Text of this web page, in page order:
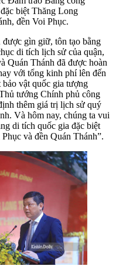
biệt Thăng Long
đền Voi Phục.
được gìn giữ, tôn tạo bằng
di tích lịch sử của quận,
Quán Thánh đã được hoàn
với tổng kinh phí lên đến
vật quốc gia tượng
tướng Chính phủ công
thêm giá trị lịch sử quý
Và hôm nay, chúng ta vui
di tích quốc gia đặc biệt
và đền Quán Thánh”.